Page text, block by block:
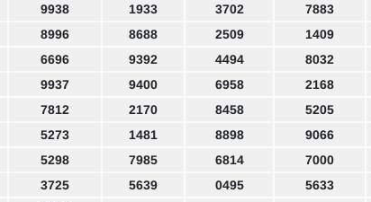
9938 1933 3702 7883
8996 8688 2509 1409
6696 9392 4494 8032
9937 9400 6958 2168
7812 2170 8458 5205
5273 1481 8898 9066
5298 7985 6814 7000
3725 5639 0495 5633